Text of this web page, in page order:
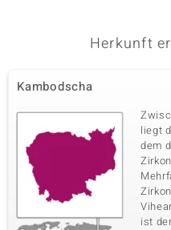
Herkunft
Kambodscha
liegt
dem
ist